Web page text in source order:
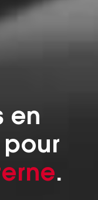
en
.